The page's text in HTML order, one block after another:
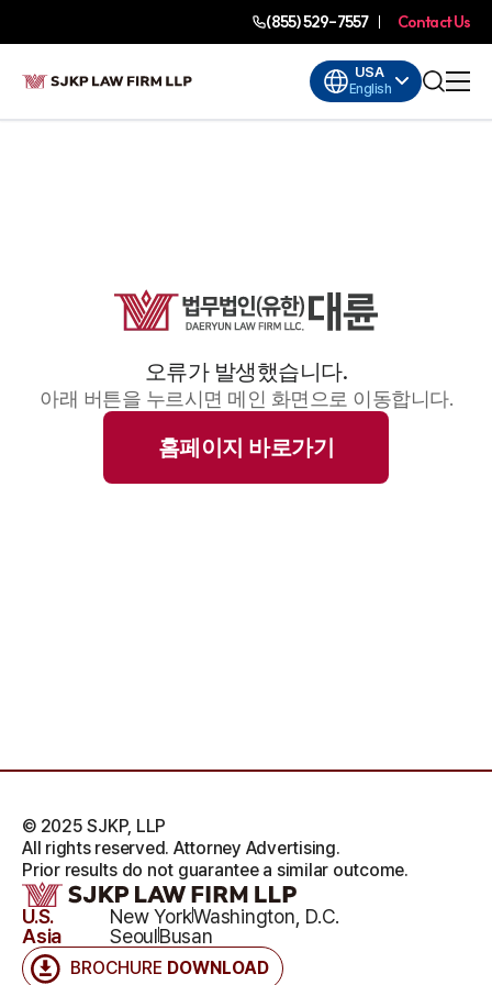
(855) 529-7557 Contact Us
USA
English
오류가 발생했습니다.
아래 버튼을 누르시면 메인 화면으로 이동합니다.
홈페이지 바로가기
BROCHURE DOWNLOAD
U.S. New YorkWashington, D.C.
Asia
SeoulBusan
© 2025 SJKP, LLP
All rights reserved. Attorney Advertising.
Prior results do not guarantee a similar outcome.